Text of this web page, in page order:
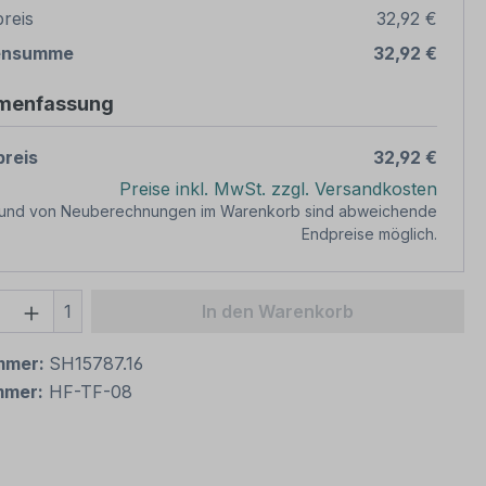
32,92 €
32,92 €
32,92 €
Preise inkl. MwSt. zzgl. Versandkosten
von Neuberechnungen im Warenkorb sind abweichende
Endpreise möglich.
Anzahl: Gib den gewünschten Wert
1 In den Warenkorb
SH15787.16
HF-TF-08